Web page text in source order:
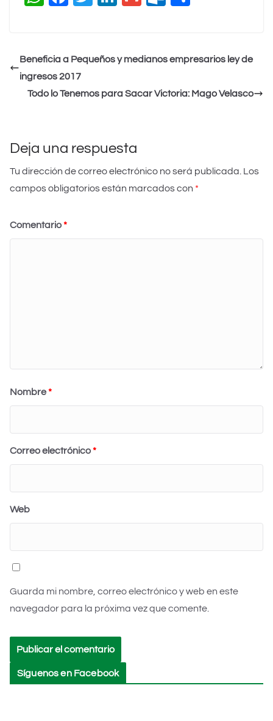
s
A
p
e
b
o
er e
n
l
o
c
p
tir
Beneficia a Pequeños y medianos empresarios ley de
ingresos 2017
Todo lo Tenemos para Sacar Victoria: Mago Velasco
Deja una respuesta
Tu dirección de correo electrónico no será publicada. Los
campos obligatorios están marcados con *
Comentario*
Nombre*
Correo electrónico*
Web
Guarda mi nombre, correo electrónico y web en este
navegador para la próxima vez que comente.
Síguenos en Facebook